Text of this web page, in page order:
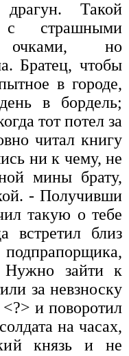
Такой
страшными
очками, но
Братец, чтобы
в городе,
в бордель;
тот потел за
читал книгу
ни к чему, не
мины брату,
- Получивши
такую о тебе
встретил близ
Нужно зайти к
за невзноску
<?> и поворотил
на часах,
князь и не